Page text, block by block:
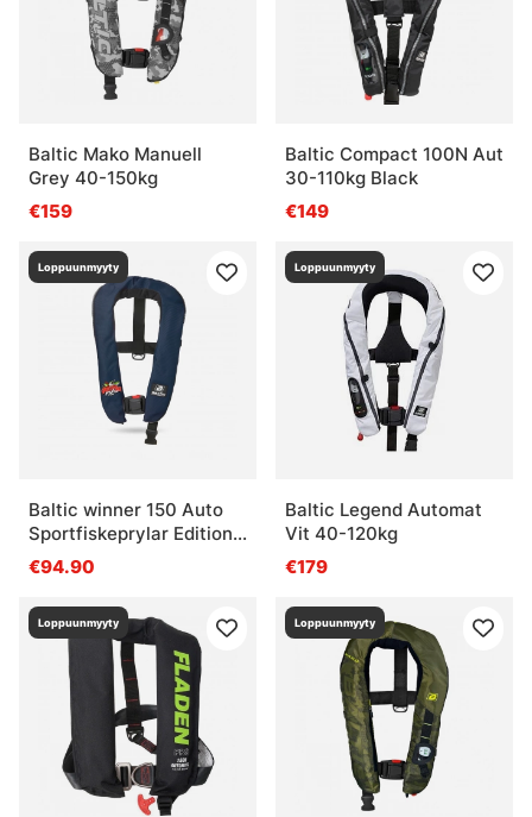
Baltic Mako Manuell
Grey 40-150kg
€159
Baltic Compact 100N Aut
30-110kg Black
€149
Loppuunmyyty
Baltic winner 150 Auto
Sportfiskeprylar Edition
(Navy)
€94.90
Loppuunmyyty
Baltic Legend Automat
Vit 40-120kg
€179
Loppuunmyyty Loppuunmyyty